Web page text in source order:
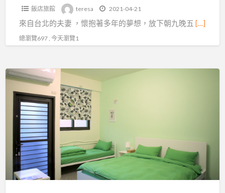
飯店旅館 teresa 2021-04-21
來自台北的夫妻​ ，懷抱著多年的夢想，放下朝九晚五 […]
總瀏覽697 , 今天瀏覽1
美